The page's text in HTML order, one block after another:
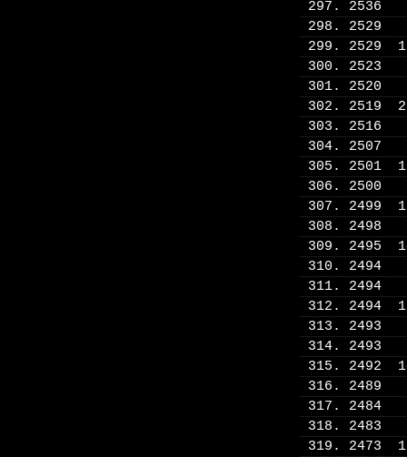
297. 2536
298. 2529
299. 2529
300. 2523
301. 2520
302. 2519
303. 2516
304. 2507
305. 2501
306. 2500
307. 2499
308. 2498
309. 2495
310. 2494
311. 2494
312. 2494
313. 2493
314. 2493
315. 2492
316. 2489
317. 2484
318. 2483
319. 2473